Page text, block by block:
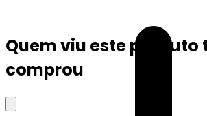
Quem viu este produto
comprou